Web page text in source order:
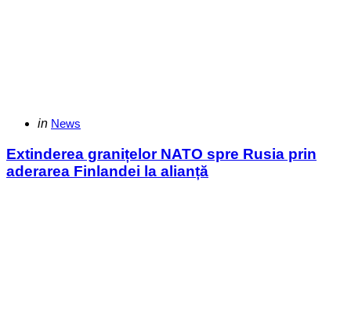
Categories
Posted
in News
Extinderea granițelor NATO spre Rusia prin
aderarea Finlandei la alianță